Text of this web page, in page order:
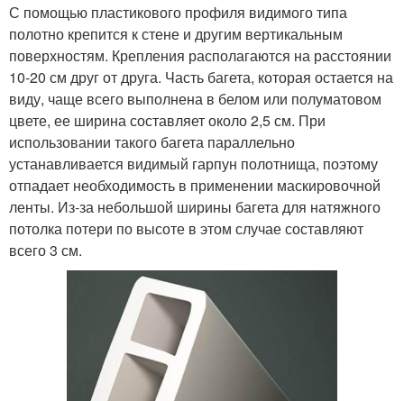
С помощью пластикового профиля видимого типа
полотно крепится к стене и другим вертикальным
поверхностям. Крепления располагаются на расстоянии
10-20 см друг от друга. Часть багета, которая остается на
виду, чаще всего выполнена в белом или полуматовом
цвете, ее ширина составляет около 2,5 см. При
использовании такого багета параллельно
устанавливается видимый гарпун полотнища, поэтому
отпадает необходимость в применении маскировочной
ленты. Из-за небольшой ширины багета для натяжного
потолка потери по высоте в этом случае составляют
всего 3 см.